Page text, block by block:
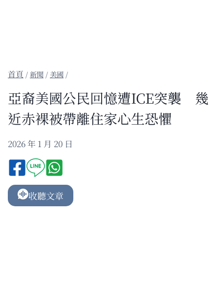
/新聞 / 美國 /
亞裔美國公民回憶遭ICE突襲 幾
近赤裸被帶離住家心生恐懼
2026 年 1 月 20 日
收聽文章